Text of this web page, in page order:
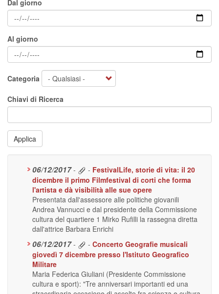
Dal giorno
Al giorno
Categoria
Chiavi di Ricerca
Applica
06/12/2017 - - FestivalLife, storie di vita: il 20
dicembre il primo Filmfestival di corti che forma
l'artista e dà visibilità alle sue opere
Presentata dall'assessore alle politiche giovanili
Andrea Vannucci e dal presidente della Commissione
cultura del quartiere 1 Mirko Rufilli la rassegna diretta
dall'attrice Barbara Enrichi
06/12/2017 - - Concerto Geografie musicali
giovedì 7 dicembre presso l'Istituto Geografico
Militare
Maria Federica Giuliani (Presidente Commissione
cultura e sport): "Tre anniversari importanti ed una